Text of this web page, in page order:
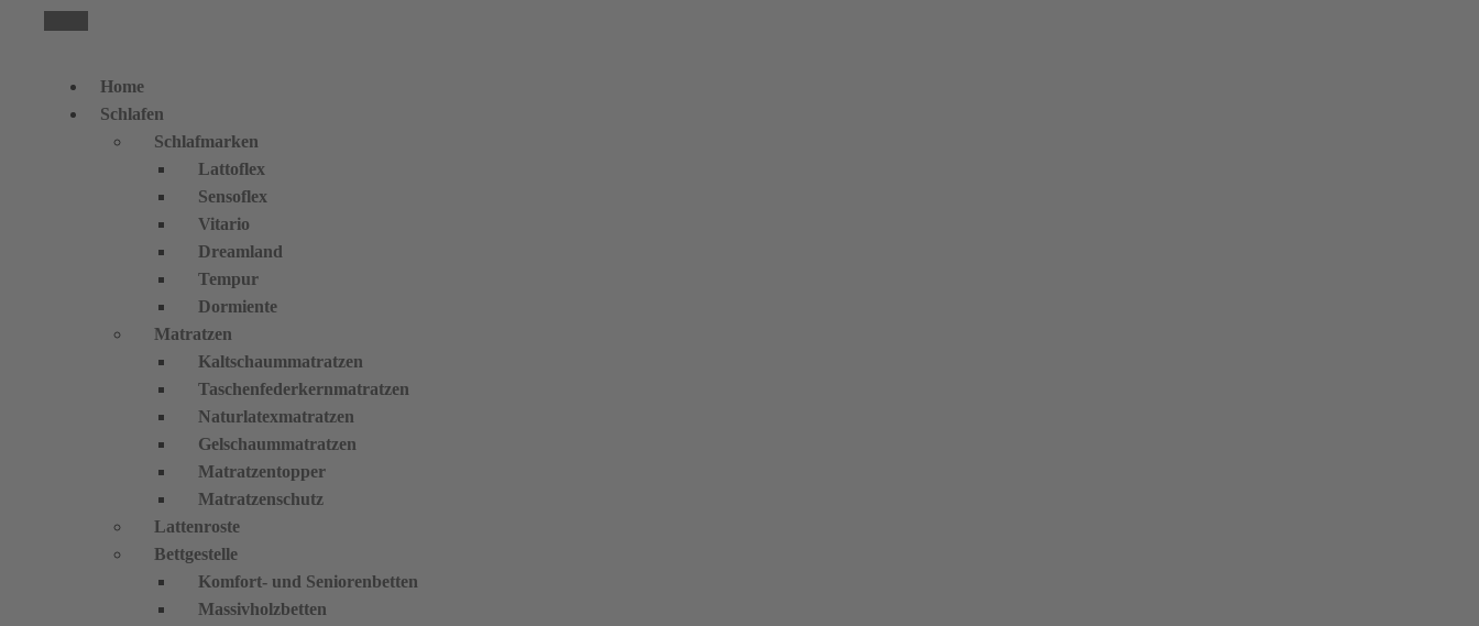
Home
Schlafen
Schlafmarken
Lattoflex
Sensoflex
Vitario
Dreamland
Tempur
Dormiente
Matratzen
Kaltschaummatratzen
Taschenfederkernmatratzen
Naturlatexmatratzen
Gelschaummatratzen
Matratzentopper
Matratzenschutz
Lattenroste
Bettgestelle
Komfort- und Seniorenbetten
Massivholzbetten